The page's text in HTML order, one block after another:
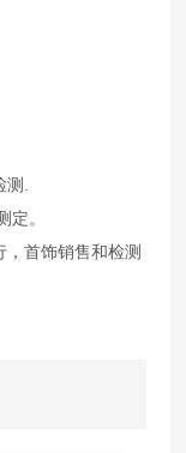
.
定。
，首饰销售和检测